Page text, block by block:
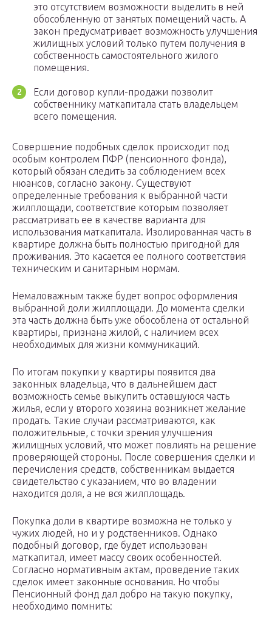
это отсутствием возможности выделить в ней
обособленную от занятых помещений часть. А
закон предусматривает возможность улучшения
жилищных условий только путем получения в
собственность самостоятельного жилого
помещения.
Если договор купли-продажи позволит
собственнику маткапитала стать владельцем
всего помещения.
Совершение подобных сделок происходит под
особым контролем ПФР (пенсионного фонда),
который обязан следить за соблюдением всех
нюансов, согласно закону. Существуют
определенные требования к выбранной части
жилплощади, соответствие которым позволяет
рассматривать ее в качестве варианта для
использования маткапитала. Изолированная часть в
квартире должна быть полностью пригодной для
проживания. Это касается ее полного соответствия
техническим и санитарным нормам.
Немаловажным также будет вопрос оформления
выбранной доли жилплощади. До момента сделки
эта часть должна быть уже обособлена от остальной
квартиры, признана жилой, с наличием всех
необходимых для жизни коммуникаций.
По итогам покупки у квартиры появится два
законных владельца, что в дальнейшем даст
возможность семье выкупить оставшуюся часть
жилья, если у второго хозяина возникнет желание
продать. Такие случаи рассматриваются, как
положительные, с точки зрения улучшения
жилищных условий, что может повлиять на решение
проверяющей стороны. После совершения сделки и
перечисления средств, собственникам выдается
свидетельство с указанием, что во владении
находится доля, а не вся жилплощадь.
Покупка доли в квартире возможна не только у
чужих людей, но и у родственников. Однако
подобный договор, где будет использован
маткапитал, имеет массу своих особенностей.
Согласно нормативным актам, проведение таких
сделок имеет законные основания. Но чтобы
Пенсионный фонд дал добро на такую покупку,
необходимо помнить: